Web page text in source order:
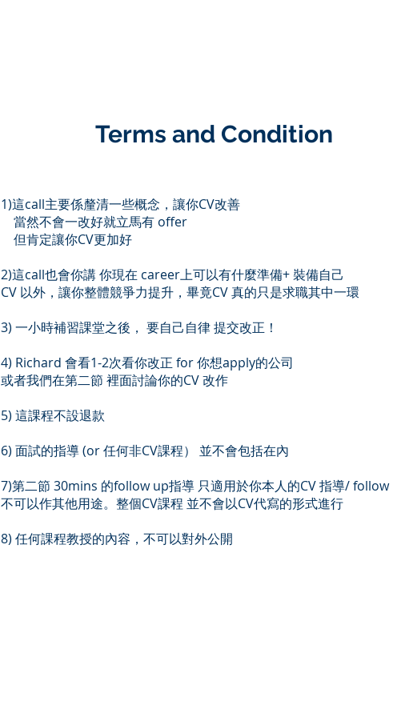
Terms and Condition
1)這call主要係釐清一些概念，讓你CV改善
當然不會一改好就立馬有 offer
但肯定讓你CV更加好
2)這call也會你講 你現在 career上可以有什麼準備+ 裝備自己
CV 以外，讓你整體競爭力提升，畢竟CV 真的只是求職其中一環
3) 一小時補習課堂之後， 要自己自律 提交改正！
4) Richard 會看1-2次看你改正 for 你想apply的公司
或者我們在第二節 裡面討論你的CV 改作
5) 這課程不設退款
6) 面試的指導 (or 任何非CV課程） 並不會包括在內
7)第二節 30mins 的follow up指導 只適用於你本人的CV 指導/
不可以作其他用途。整個CV課程 並不會以CV代寫的形式進行
8) 任何課程教授的內容，不可以對外公開